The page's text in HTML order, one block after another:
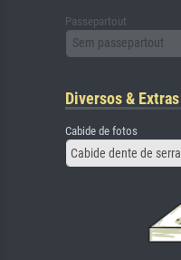
Passepartout
Sem passepartout
Diversos & Extras
Cabide de fotos
Cabide dente de serra